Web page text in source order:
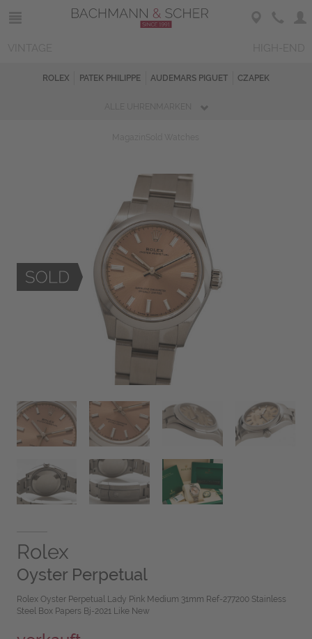
ROLEX PATEK PHILIPPE AUDEMARS PIGUET CZAPEK
Rolex
Oyster Perpetual
Rolex Oyster Perpetual Lady Pink Medium 31mm Ref-277200 Stainless
Steel Box Papers Bj-2021 Like New